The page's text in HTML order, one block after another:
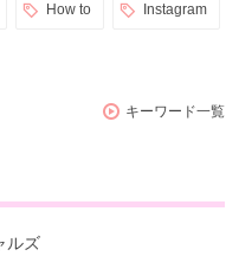
How to Instagram
キーワード一覧
ルズ